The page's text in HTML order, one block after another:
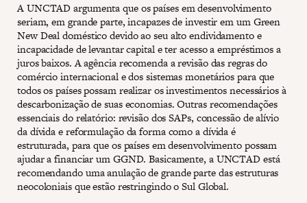
A UNCTAD argumenta que os países em desenvolvimento
seriam, em grande parte, incapazes de investir em um Green
New Deal doméstico devido ao seu alto endividamento e
incapacidade de levantar capital e ter acesso a empréstimos a
juros baixos. A agência recomenda a revisão das regras do
comércio internacional e dos sistemas monetários para que
todos os países possam realizar os investimentos necessários à
descarbonização de suas economias. Outras recomendações
essenciais do relatório: revisão dos SAPs, concessão de alívio
da dívida e reformulação da forma como a dívida é
estruturada, para que os países em desenvolvimento possam
ajudar a financiar um GGND. Basicamente, a UNCTAD está
recomendando uma anulação de grande parte das estruturas
neocoloniais que estão restringindo o Sul Global.